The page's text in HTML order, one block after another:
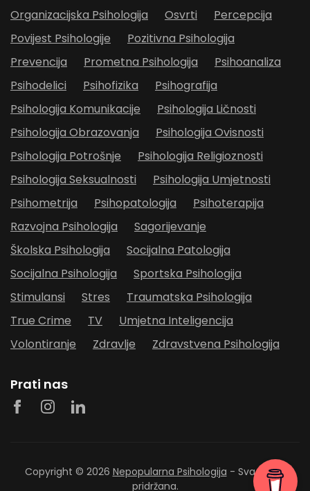
Organizacijska Psihologija
Osvrti
Percepcija
Povijest Psihologije
Pozitivna Psihologija
Prevencija
Prometna Psihologija
Psihoanaliza
Psihodelici
Psihofizika
Psihografija
Psihologija Komunikacije
Psihologija Ličnosti
Psihologija Obrazovanja
Psihologija Ovisnosti
Psihologija Potrošnje
Psihologija Religioznosti
Psihologija Seksualnosti
Psihologija Umjetnosti
Psihometrija
Psihopatologija
Psihoterapija
Razvojna Psihologija
Sagorijevanje
Školska Psihologija
Socijalna Patologija
Socijalna Psihologija
Sportska Psihologija
Stimulansi
Stres
Traumatska Psihologija
True Crime
TV
Umjetna Inteligencija
Volontiranje
Zdravlje Zdravstvena Psihologija
Prati nas
Copyright © 2026 Nepopularna Psihologija - Sva prava
pridržana.